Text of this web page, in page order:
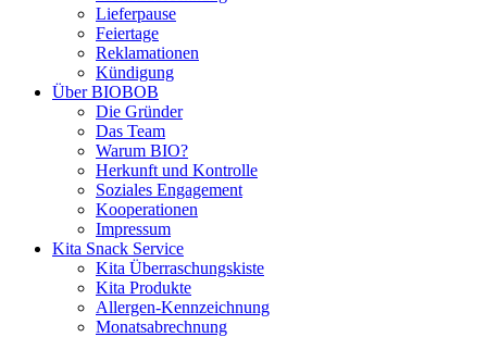
Lieferpause
Feiertage
Reklamationen
Kündigung
Über BIOBOB
Die Gründer
Das Team
Warum BIO?
Herkunft und Kontrolle
Soziales Engagement
Kooperationen
Impressum
Kita Snack Service
Kita Überraschungskiste
Kita Produkte
Allergen-Kennzeichnung
Monatsabrechnung